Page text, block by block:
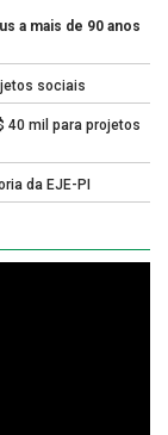
a mais de 90 anos
sociais
40 mil para projetos
da EJE-PI